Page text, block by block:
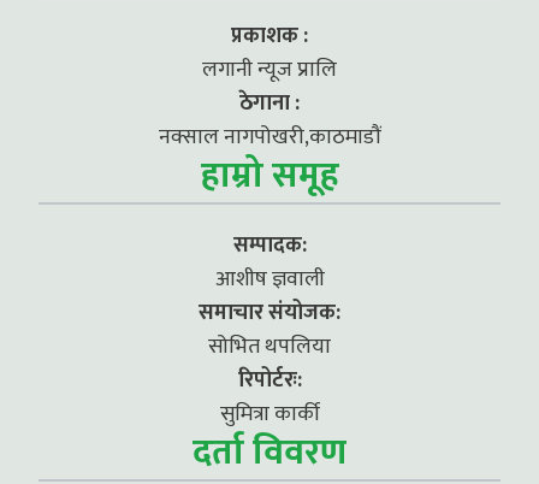
प्रकाशक :
लगानी न्यूज प्रालि
ठेगाना :
नक्साल नागपोखरी,काठमाडौं
हाम्रो समूह
सम्पादक:
आशीष ज्ञवाली
समाचार संयोजक:
सोभित थपलिया
रिपोर्टरः:
सुमित्रा कार्की
दर्ता विवरण